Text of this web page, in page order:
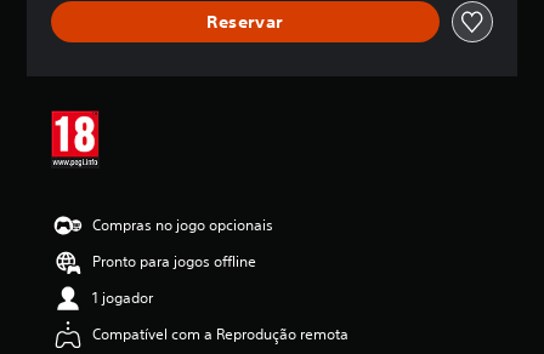
Reservar
Compras no jogo opcionais
Pronto para jogos offline
1 jogador
Compatível com a Reprodução remota